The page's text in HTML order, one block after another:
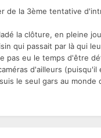
de la 3ème tentative
la clôture, en pleine
qui passait par là qui
pas eu le temps d'être
d'ailleurs
le seul gars au monde